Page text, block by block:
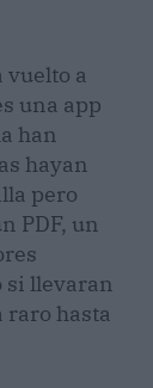
vuelto a
una app
han
hayan
pero
PDF, un
si llevaran
raro hasta